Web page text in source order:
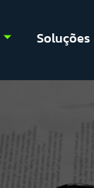
Soluções